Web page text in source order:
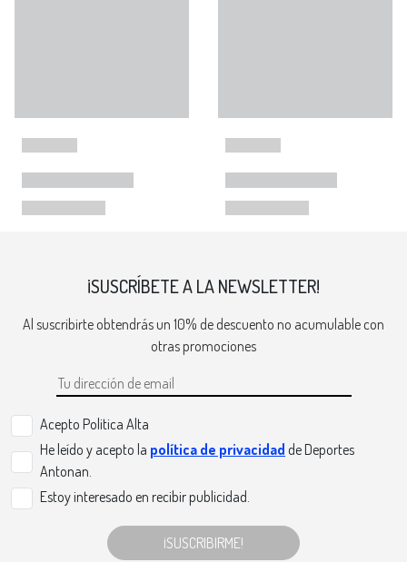
¡SUSCRÍBETE A LA NEWSLETTER!
Al suscribirte obtendrás un 10% de descuento no acumulable con
otras promociones
Acepto Politica Alta
He leído y acepto la política de privacidad de Deportes
Antonan.
Estoy interesado en recibir publicidad.
¡SUSCRIBIRME!